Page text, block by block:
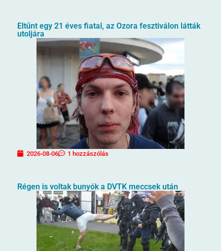
Eltűnt egy 21 éves fiatal, az Ozora fesztiválon látták
utoljára
2026-08-06 1 hozzászólás
Régen is voltak bunyók a DVTK meccsek után